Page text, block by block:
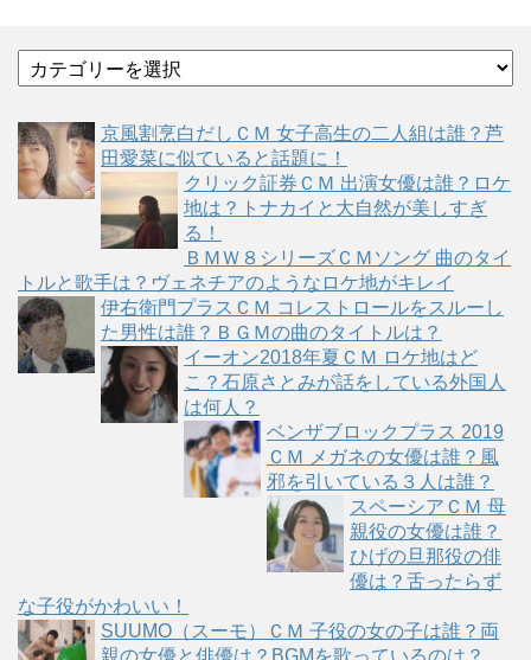
テ
リ
ー
京風割烹白だしＣＭ 女子高生の二人組は誰？芦
田愛菜に似ていると話題に！
クリック証券ＣＭ 出演女優は誰？ロケ
地は？トナカイと大自然が美しすぎ
る！
ＢＭＷ８シリーズＣＭソング 曲のタイ
トルと歌手は？ヴェネチアのようなロケ地がキレイ
伊右衛門プラスＣＭ コレストロールをスルーし
た男性は誰？ＢＧＭの曲のタイトルは？
イーオン2018年夏ＣＭ ロケ地はど
こ？石原さとみが話をしている外国人
は何人？
ベンザブロックプラス 2019
ＣＭ メガネの女優は誰？風
邪を引いている３人は誰？
スペーシアＣＭ 母
親役の女優は誰？
ひげの旦那役の俳
優は？舌ったらず
な子役がかわいい！
SUUMO（スーモ）ＣＭ 子役の女の子は誰？両
親の女優と俳優は？BGMを歌っているのは？